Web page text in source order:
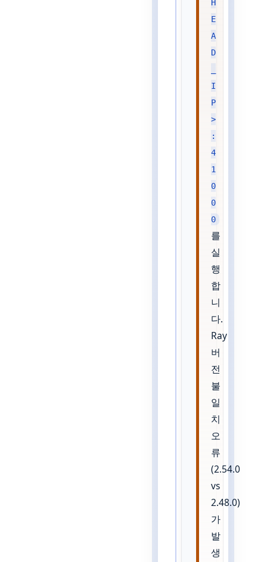
H
E
A
D
I
P
>
:
4
1
0
0
0
를
실
행
합
니
다.
Ray
버
전
불
일
치
오
류
(2.54.0
vs
2.48.0)
가
발
생